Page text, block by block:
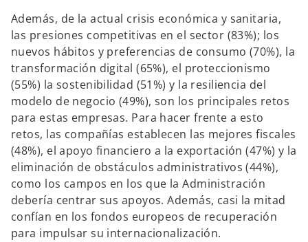
Además, de la actual crisis económica y sanitaria,
las presiones competitivas en el sector (83%); los
nuevos hábitos y preferencias de consumo (70%), la
transformación digital (65%), el proteccionismo
(55%) la sostenibilidad (51%) y la resiliencia del
modelo de negocio (49%), son los principales retos
para estas empresas. Para hacer frente a esto
retos, las compañías establecen las mejores fiscales
(48%), el apoyo financiero a la exportación (47%) y la
eliminación de obstáculos administrativos (44%),
como los campos en los que la Administración
debería centrar sus apoyos. Además, casi la mitad
confían en los fondos europeos de recuperación
para impulsar su internacionalización.